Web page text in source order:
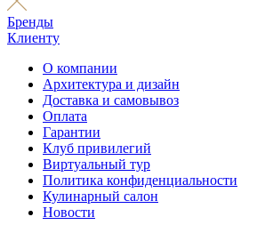
Бренды
Клиенту
О компании
Архитектура и дизайн
Доставка и самовывоз
Оплата
Гарантии
Клуб привилегий
Виртуальный тур
Политика конфиденциальности
Кулинарный салон
Новости